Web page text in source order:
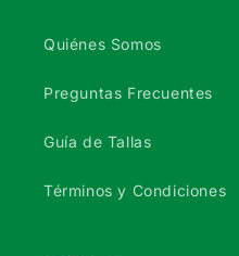
Quiénes Somos
Preguntas Frecuentes
Guía de Tallas
Términos y Condiciones